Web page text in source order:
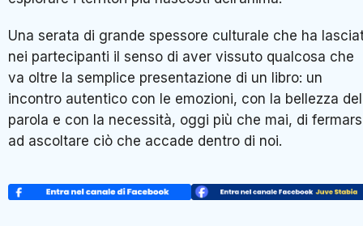
Una serata di grande spessore culturale che ha
nei partecipanti il senso di aver vissuto qualcosa che
va oltre la semplice presentazione di un libro: un
incontro autentico con le emozioni, con la bellezza
parola e con la necessità, oggi più che mai, di
ad ascoltare ciò che accade dentro di noi.